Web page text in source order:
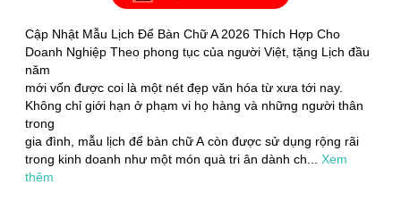
Cập Nhật Mẫu Lịch Để Bàn Chữ A 2026 Thích Hợp Cho
Doanh Nghiệp Theo phong tục của người Việt, tặng Lịch đầu
năm
mới vốn được coi là một nét đẹp văn hóa từ xưa tới nay.
Không chỉ giới hạn ở phạm vi họ hàng và những người thân
trong
gia đình, mẫu lịch để bàn chữ A còn được sử dụng rộng rãi
trong kinh doanh như một món quà tri ân dành ch
Xem
thêm